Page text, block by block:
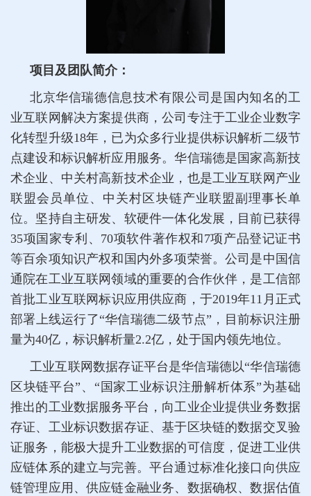
项目及团队简介：
北京华信瑞德信息技术有限公司是国内知名的工
业互联网解决方案提供商，公司专注于工业企业数字
化转型升级18年，已为众多行业提供标识解析二级节
点建设和标识解析应用服务。华信瑞德是国家高新技
术企业、中关村高新技术企业，也是工业互联网产业
联盟会员单位、中关村区块链产业联盟副理事长单
位。坚持自主研发、软硬件一体化发展，目前已获得
35项国家专利、70项软件著作权和7项产品登记证书
等百余项知识产权和国内外多项荣誉。公司是中国信
通院在工业互联网领域的重要的合作伙伴，是工信部
首批工业互联网标识应用供应商，于2019年11月正式
部署上线运行了“华信瑞德二级节点”，目前标识注册
量为40亿，标识解析量2.2亿，处于国内领先地位。
工业互联网数据存证平台是华信瑞德以“华信瑞德
区块链平台”、“国家工业标识注册解析体系”为基础
推出的工业数据服务平台，向工业企业提供业务数据
存证、工业标识数据存证、基于区块链的数据交叉验
证服务，能极大提升工业数据的可信度，促进工业供
应链体系的建立与完善。平台通过标准化接口向供应
链管理应用、供应链金融业务、数据确权、数据估值